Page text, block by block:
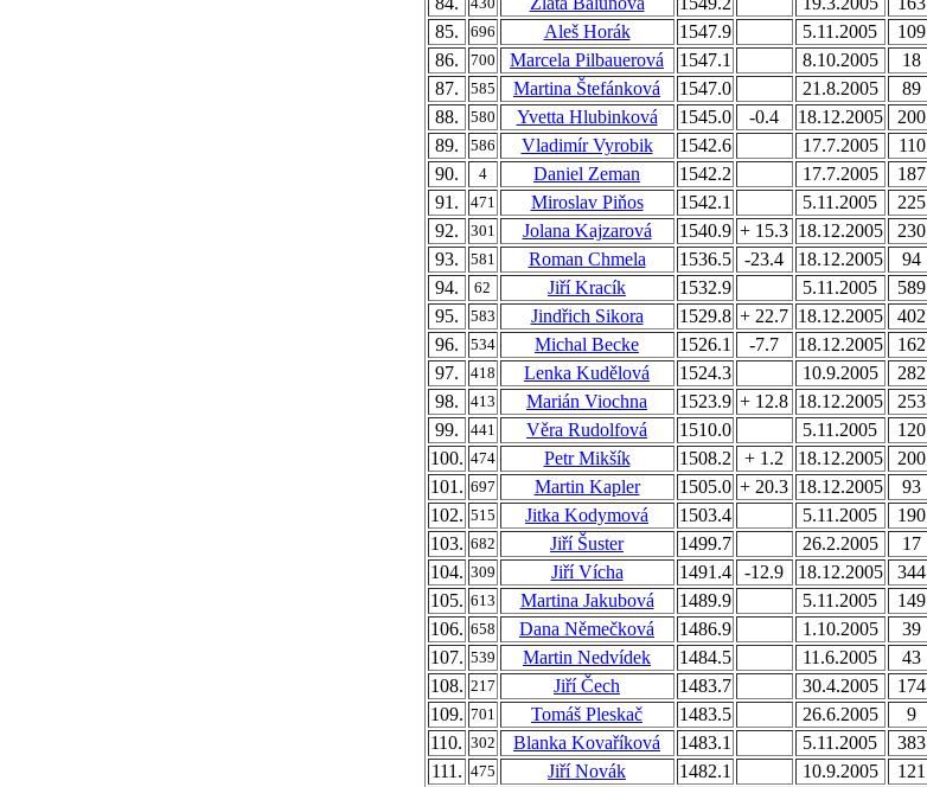
85.
696 Aleš Horák 1547.9 5.11.2005 109
86.
700 Marcela Pilbauerová 1547.1 8.10.2005 18
87.
585 Martina Štefánková 1547.0 21.8.2005 89
88.
580 Yvetta Hlubinková 1545.0 -0.4 18.12.2005 200
89.
586 Vladimír Vyrobik 1542.6 17.7.2005 110
90.
4 Daniel Zeman 1542.2 17.7.2005 187
91.
471 Miroslav Piňos 1542.1 5.11.2005 225
92.
301 Jolana Kajzarová 1540.9 + 15.3 18.12.2005 230
93.
581 Roman Chmela 1536.5 -23.4 18.12.2005 94
94.
62 Jiří Kracík 1532.9 5.11.2005 589
95.
583 Jindřich Sikora 1529.8 + 22.7 18.12.2005 402
96.
534 Michal Becke 1526.1 -7.7 18.12.2005 162
97.
418 Lenka Kudělová 1524.3 10.9.2005 282
98.
413 Marián Viochna 1523.9 + 12.8 18.12.2005 253
99.
441 Věra Rudolfová 1510.0 5.11.2005 120
100. 474 Petr Mikšík 1508.2 + 1.2 18.12.2005 200
101. 697 Martin Kapler 1505.0 + 20.3 18.12.2005 93
102. 515 Jitka Kodymová 1503.4 5.11.2005 190
103. 682 Jiří Šuster 1499.7 26.2.2005 17
104. 309 Jiří Vícha 1491.4 -12.9 18.12.2005 344
105. 613 Martina Jakubová 1489.9 5.11.2005 149
106. 658 Dana Němečková 1486.9 1.10.2005 39
107. 539 Martin Nedvídek 1484.5 11.6.2005 43
108. 217 Jiří Čech 1483.7 30.4.2005 174
109. 701 Tomáš Pleskač 1483.5 26.6.2005 9
110. 302 Blanka Kovaříková 1483.1 5.11.2005 383
111. 475 Jiří Novák 1482.1 10.9.2005 121